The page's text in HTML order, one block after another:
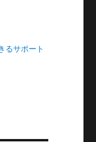
るサポート